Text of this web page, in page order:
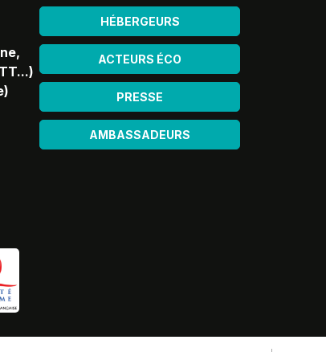
HÉBERGEURS
ACTEURS ÉCO
PRESSE
AMBASSADEURS